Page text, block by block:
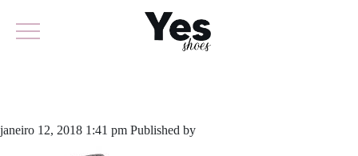
janeiro 12, 2018 1:41 pm Published by